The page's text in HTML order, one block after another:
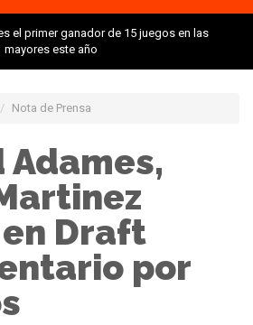
el primer ganador de 15 juegos en las
mayores este año
Nota de Prensa
Draft
por